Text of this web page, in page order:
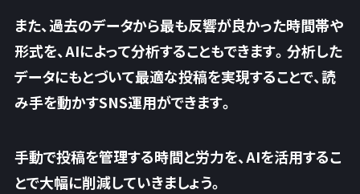
また、過去のデータから最も反響が良かった時間帯や
形式を、AIによって分析することもできます。分析した
データにもとづいて最適な投稿を実現することで、読
み手を動かすSNS運用ができます。
手動で投稿を管理する時間と労力を、AIを活用するこ
とで大幅に削減していきましょう。